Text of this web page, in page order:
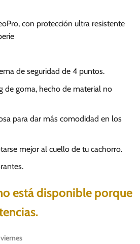
con protección ultra resistente
de seguridad de 4 puntos.
de goma, hecho de material no
para dar más comodidad en los
mejor al cuello de tu cachorro.
está disponible porque